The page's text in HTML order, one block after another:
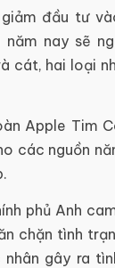
đầu tư
năm nay sẽ
cát, hai loại
Apple Tim
các nguồn
phủ Anh
chặn tình
nhân gây ra